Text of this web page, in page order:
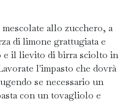
allo zucchero, a
di limone grattugiata e
il lievito di birra sciolto in
l'impasto che dovrà
se necessario un
con un tovagliolo e